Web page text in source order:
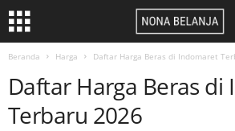
Beranda Harga Daftar Harga Beras di Indomaret
Daftar Harga Beras
Terbaru 2026